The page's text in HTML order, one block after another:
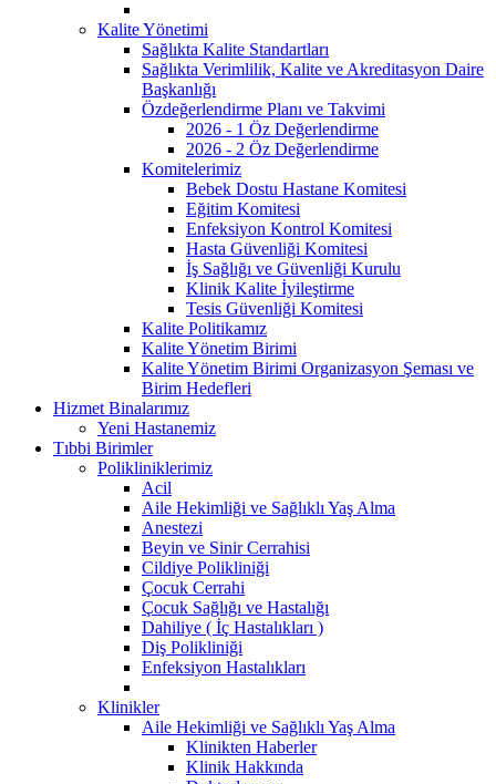
Kalite Yönetimi
Sağlıkta Kalite Standartları
Sağlıkta Verimlilik, Kalite ve Akreditasyon Daire
Başkanlığı
Özdeğerlendirme Planı ve Takvimi
2026 - 1 Öz Değerlendirme
2026 - 2 Öz Değerlendirme
Komitelerimiz
Bebek Dostu Hastane Komitesi
Eğitim Komitesi
Enfeksiyon Kontrol Komitesi
Hasta Güvenliği Komitesi
İş Sağlığı ve Güvenliği Kurulu
Klinik Kalite İyileştirme
Tesis Güvenliği Komitesi
Kalite Politikamız
Kalite Yönetim Birimi
Kalite Yönetim Birimi Organizasyon Şeması ve
Birim Hedefleri
Hizmet Binalarımız
Yeni Hastanemiz
Tıbbi Birimler
Polikliniklerimiz
Acil
Aile Hekimliği ve Sağlıklı Yaş Alma
Anestezi
Beyin ve Sinir Cerrahisi
Cildiye Polikliniği
Çocuk Cerrahi
Çocuk Sağlığı ve Hastalığı
Dahiliye ( İç Hastalıkları )
Diş Polikliniği
Enfeksiyon Hastalıkları
Klinikler
Aile Hekimliği ve Sağlıklı Yaş Alma
Klinikten Haberler
Klinik Hakkında